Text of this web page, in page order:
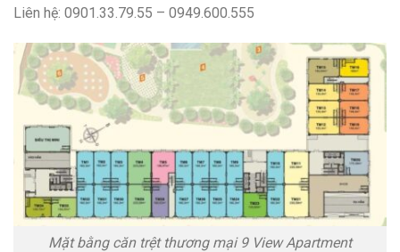
Liên hệ: 0901.33.79.55 – 0949.600.555
Mặt bằng căn trệt thương mại 9 View Apartment